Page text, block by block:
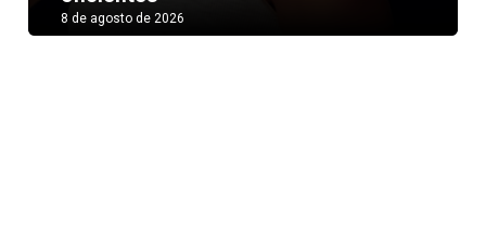
8 de agosto de 2026